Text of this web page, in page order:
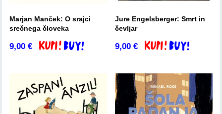
Marjan Manček: O srajci
srečnega človeka
9,00€ Dodaj v košarico
Jure Engelsberger: Smrt in
čevljar
9,00€ Dodaj v košarico